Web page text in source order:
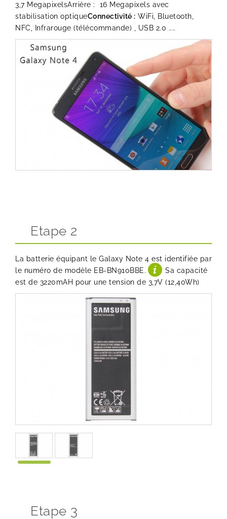
3,7 MegapixelsArrière : 16 Megapixels avec
stabilisation optiqueConnectivité : WiFi, Bluetooth,
NFC, Infrarouge (télécommande) , USB 2.0 ....
Etape 2
La batterie équipant le Galaxy Note 4 est identifiée par
le numéro de modèle EB-BN910BBE.
Sa capacité
est de 3220mAH pour une tension de 3,7V (12,40Wh)
Etape 3